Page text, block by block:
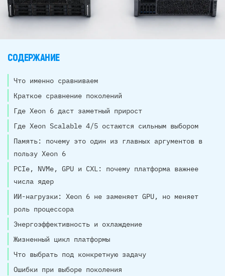
СОДЕРЖАНИЕ
Что именно сравниваем
Краткое сравнение поколений
Где Xeon 6 даст заметный прирост
Где Xeon Scalable 4/5 остаются сильным выбором
Память: почему это один из главных аргументов в
пользу Xeon 6
PCIe, NVMe, GPU и CXL: почему платформа важнее
числа ядер
ИИ-нагрузки: Xeon 6 не заменяет GPU, но меняет
роль процессора
Энергоэффективность и охлаждение
Жизненный цикл платформы
Что выбрать под конкретную задачу
Ошибки при выборе поколения